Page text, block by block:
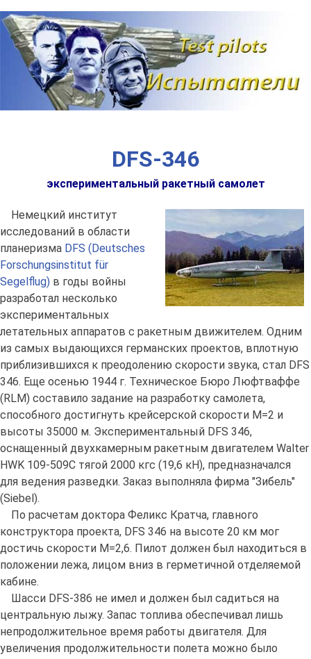
Наверх
DFS-346
экспериментальный ракетный самолет
Немецкий институт
исследований в области
планеризма DFS (Deutsches
Forschungsinstitut für
Segelflug) в годы войны
разработал несколько
экспериментальных
летательных аппаратов с ракетным движителем. Одним
из самых выдающихся германских проектов, вплотную
приблизившихся к преодолению скорости звука, стал DFS
346. Еще осенью 1944 г. Техническое Бюро Люфтваффе
(RLM) составило задание на разработку самолета,
способного достигнуть крейсерской скорости М=2 и
высоты 35000 м. Экспериментальный DFS 346,
оснащенный двухкамерным ракетным двигателем Walter
HWK 109-509C тягой 2000 кгс (19,6 кН), предназначался
для ведения разведки. Заказ выполняла фирма "Зибель"
(Siebel).
По расчетам доктора Феликс Кратча, главного
конструктора проекта, DFS 346 на высоте 20 км мог
достичь скорости М=2,6. Пилот должен был находиться в
положении лежа, лицом вниз в герметичной отделяемой
кабине.
Шасси DFS-386 не имел и должен был садиться на
центральную лыжу. Запас топлива обеспечивал лишь
непродолжительное время работы двигателя. Для
увеличения продолжительности полета можно было